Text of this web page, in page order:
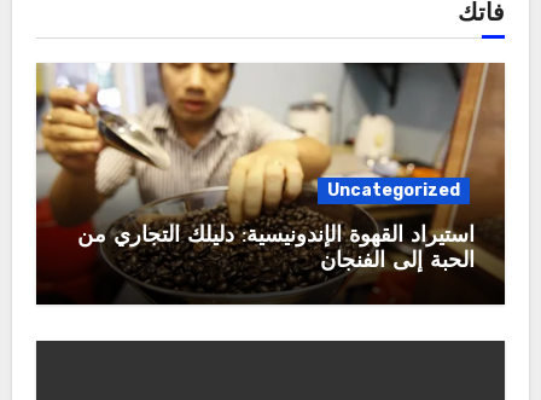
فاتك
Uncategorized
استيراد القهوة الإندونيسية: دليلك التجاري من
الحبة إلى الفنجان